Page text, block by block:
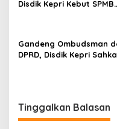
Disdik Kepri Kebut SPMB
Gandeng Ombudsman
DPRD, Disdik Kepri
Tinggalkan Balasan